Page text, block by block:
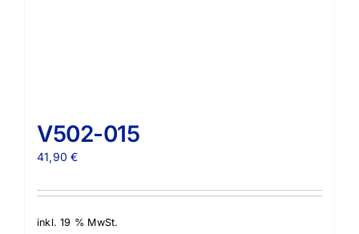
V502-015
41,90€
inkl. 19 % MwSt.